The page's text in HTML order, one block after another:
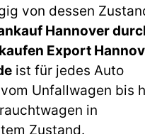
von dessen
Hannover
Export
ist für jedes Auto
Unfallwagen bis
in
Zustand.